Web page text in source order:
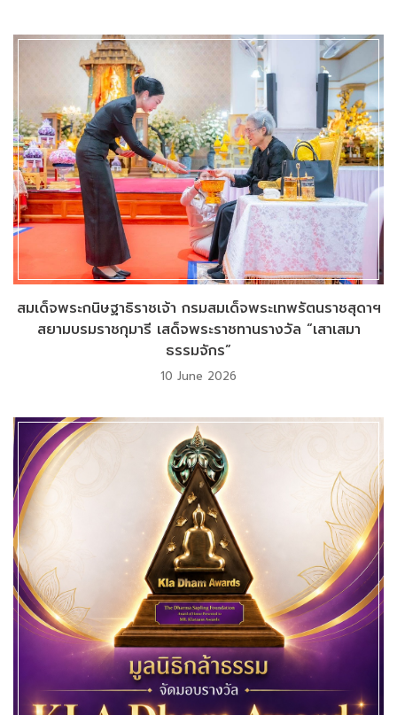
สมเด็จพระกนิษฐาธิราชเจ้า กรมสมเด็จพระเทพรัตนราชสุดาฯ
สยามบรมราชกุมารี เสด็จพระราชทานรางวัล “เสาเสมา
ธรรมจักร”
10 June 2026